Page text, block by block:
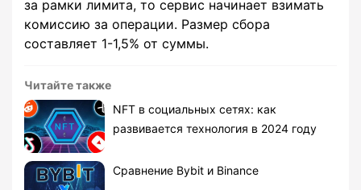
за рамки лимита, то сервис начинает взимать
комиссию за операции. Размер сбора
составляет 1-1,5% от суммы.
Читайте также
NFT в социальных сетях: как
развивается технология в 2024 году
Сравнение Bybit и Binance